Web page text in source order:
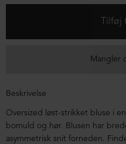
Mangler
Beskrivelse
Oversized løst-strikket bluse i
bomuld og hør. Blusen har
asymmetrisk snit forneden.